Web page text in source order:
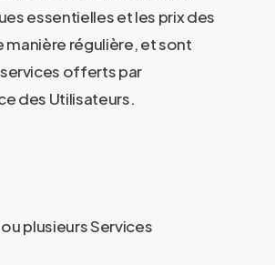
essentielles et les prix des
manière régulière, et sont
offerts par
des Utilisateurs.
plusieurs Services